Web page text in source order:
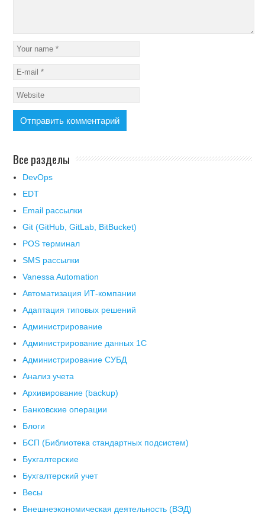
Все разделы
DevOps
EDT
Email рассылки
Git (GitHub, GitLab, BitBucket)
POS терминал
SMS рассылки
Vanessa Automation
Автоматизация ИТ-компании
Адаптация типовых решений
Администрирование
Администрирование данных 1С
Администрирование СУБД
Анализ учета
Архивирование (backup)
Банковские операции
Блоги
БСП (Библиотека стандартных подсистем)
Бухгалтерские
Бухгалтерский учет
Весы
Внешнеэкономическая деятельность (ВЭД)